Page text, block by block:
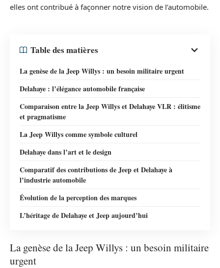
elles ont contribué à façonner notre vision de l’automobile.
Table des matières
La genèse de la Jeep Willys : un besoin militaire urgent
Delahaye : l’élégance automobile française
Comparaison entre la Jeep Willys et Delahaye VLR : élitisme
et pragmatisme
La Jeep Willys comme symbole culturel
Delahaye dans l’art et le design
Comparatif des contributions de Jeep et Delahaye à
l’industrie automobile
Évolution de la perception des marques
L’héritage de Delahaye et Jeep aujourd’hui
La genèse de la Jeep Willys : un besoin militaire
urgent